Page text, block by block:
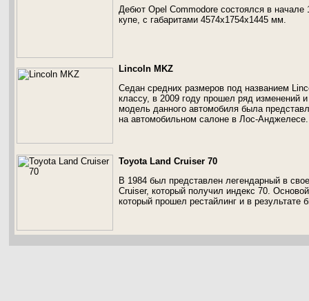
Дебют Opel Commodore состоялся в
купе, с габаритами 4574х1754х1445 мм.
Lincoln MKZ
Седан средних размеров под названием
классу, в 2009 году прошел ряд изменений
модель данного автомобиля была
на автомобильном салоне в Лос-Анджелесе.
Toyota Land Cruiser 70
В 1984 был представлен легендарный в
Cruiser, который получил индекс 70.
который прошел рестайлинг и в результате